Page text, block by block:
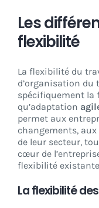
Les
flexibilité
La flexibilité du
d’organisation du
spécifiquement
qu’adaptation
permet aux
changements,
de leur secteur,
cœur de
flexibilité
La flexibilité